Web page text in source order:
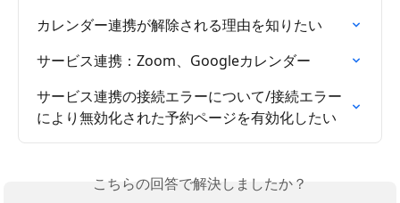
カレンダー連携が解除される理由を知りたい
サービス連携：Zoom、Googleカレンダー
サービス連携の接続エラーについて/接続エラー
により無効化された予約ページを有効化したい
こちらの回答で解決しましたか？